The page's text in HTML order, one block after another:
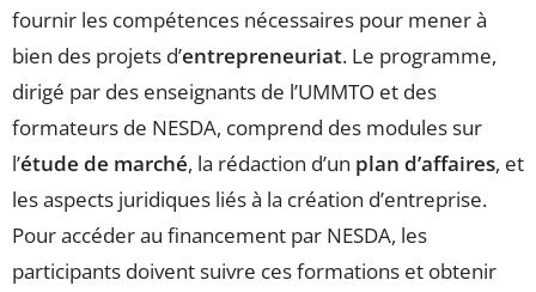
fournir les compétences nécessaires pour mener à
bien des projets d’entrepreneuriat. Le programme,
dirigé par des enseignants de l’UMMTO et des
formateurs de NESDA, comprend des modules sur
l’étude de marché, la rédaction d’un plan d’affaires, et
les aspects juridiques liés à la création d’entreprise.
Pour accéder au financement par NESDA, les
participants doivent suivre ces formations et obtenir